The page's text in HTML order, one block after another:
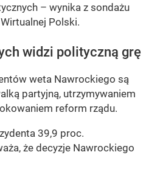
– wynika z sondażu
Polski.
widzi polityczną grę
weta Nawrockiego są
partyjną, utrzymywaniem
reform rządu.
39,9 proc.
że decyzje Nawrockiego